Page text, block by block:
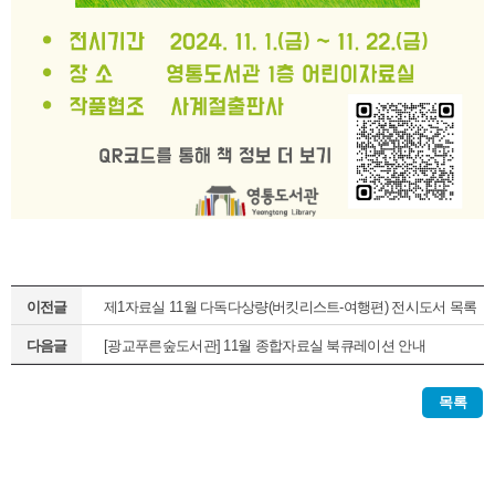
이전글 제1자료실 11월 다독다상량(버킷리스트-여행편) 전시도서 목록
다음글 [광교푸른숲도서관] 11월 종합자료실 북큐레이션 안내
목록